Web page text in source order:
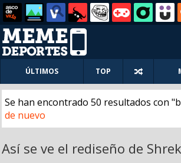
ÚLTIMOS TOP
Se han encontrado 50 resultados con
de nuevo
Así se ve el rediseño de